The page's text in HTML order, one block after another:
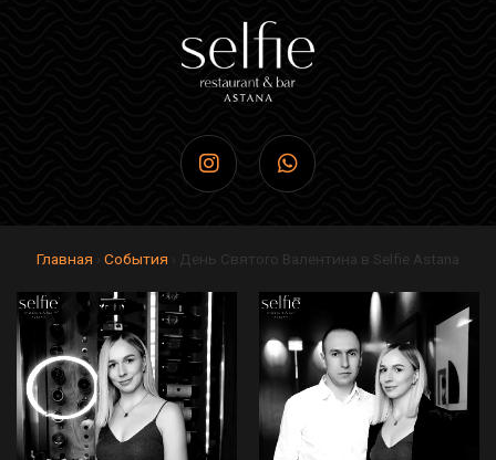
Главная Cобытия День Святого Валентина в Selfie Astana